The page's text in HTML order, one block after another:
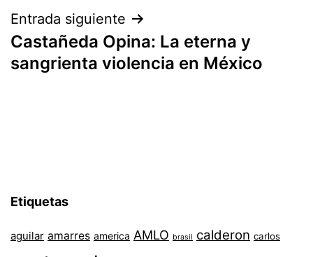
entradas
Entrada siguiente
Castañeda Opina: La eterna y
sangrienta violencia en México
Etiquetas
aguilar amarres america AMLO brasil calderon carlos